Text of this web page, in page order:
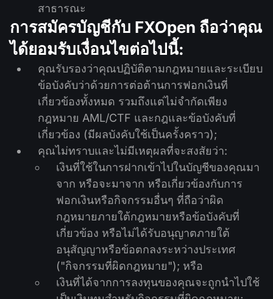
สาธารณะ
การสมัครบัญชีกับ FXOpen ถือว่าคุณ
ได้ยอมรับเงื่อนไขต่อไปนี้:
คุณรับรองว่าคุณปฏิบัติตามกฎหมายและระเบียบ
ข้อบังคับว่าด้วยการต่อต้านการฟอกเงินที่
เกี่ยวข้องทั้งหมด รวมถึงแต่ไม่จำกัดเพียง
กฎหมาย AML/CTF และกฎและข้อบังคับที่
เกี่ยวข้อง (มีผลบังคับใช้เป็นครั้งคราว);
คุณไม่ทราบและไม่มีเหตุผลที่จะสงสัยว่า:
เงินที่ใช้ในการฝากเข้าไปในบัญชีของคุณมา
จาก หรือจะมาจาก หรือเกี่ยวข้องกับการ
ฟอกเงินหรือกิจกรรมอื่นๆ ที่ถือว่าผิด
กฎหมายภายใต้กฎหมายหรือข้อบังคับที่
เกี่ยวข้อง หรือไม่ได้รับอนุญาตภายใต้
อนุสัญญาหรือข้อตกลงระหว่างประเทศ
("กิจกรรมที่ผิดกฎหมาย"); หรือ
เงินที่ได้จากการลงทุนของคุณจะถูกนำไปใช้